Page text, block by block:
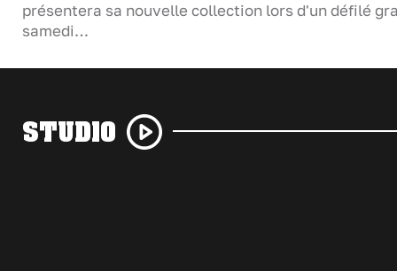
présentera sa nouvelle collection lors d'un défilé
samedi…
STUDIO